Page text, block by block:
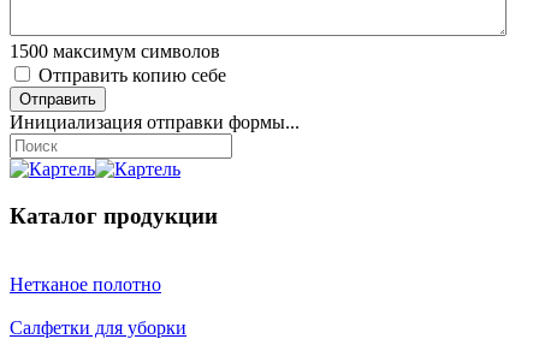
1500 максимум символов
Отправить копию себе
Отправить
Инициализация отправки формы...
Каталог продукции
Нетканое полотно
Салфетки для уборки